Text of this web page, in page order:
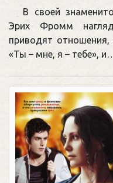
В своей
Эрих Фромм
приводят
«Ты – мне, я – тебе»,